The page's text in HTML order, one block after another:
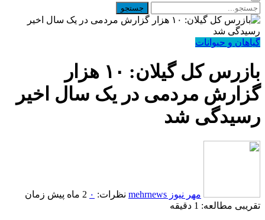
گیاهان و حیوانات
بازرس کل گیلان: ۱۰ هزار
گزارش مردمی در یک سال اخیر
رسیدگی شد
مهر نیوز mehrnews نظرات: ۰ 2 ماه پیش
زمان
تقریبی مطالعه: 1 دقیقه